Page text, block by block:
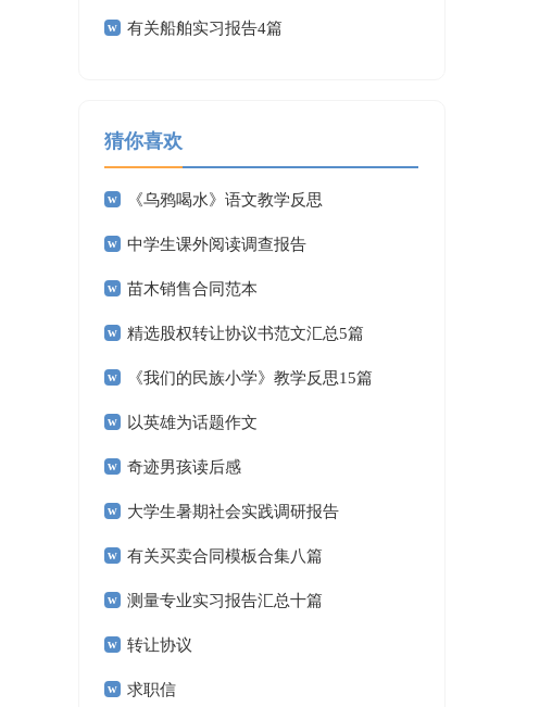
有关船舶实习报告4篇
猜你喜欢
《乌鸦喝水》语文教学反思
中学生课外阅读调查报告
苗木销售合同范本
精选股权转让协议书范文汇总5篇
《我们的民族小学》教学反思15篇
以英雄为话题作文
奇迹男孩读后感
大学生暑期社会实践调研报告
有关买卖合同模板合集八篇
测量专业实习报告汇总十篇
转让协议
求职信